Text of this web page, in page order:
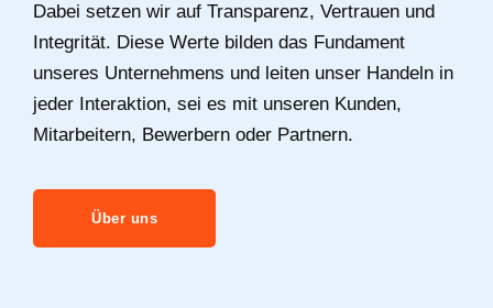
Dabei setzen wir auf Transparenz, Vertrauen und
Integrität. Diese Werte bilden das Fundament
unseres Unternehmens und leiten unser Handeln in
jeder Interaktion, sei es mit unseren Kunden,
Mitarbeitern, Bewerbern oder Partnern.
Über uns